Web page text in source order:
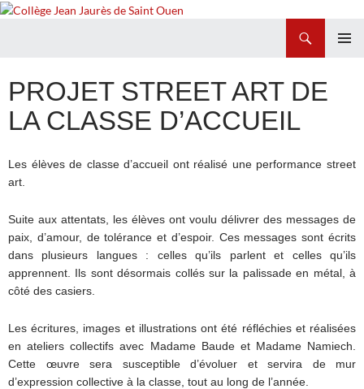
CONTENU
PROJET STREET ART DE
LA CLASSE D’ACCUEIL
Les élèves de classe d’accueil ont réalisé une performance street
art.
Suite aux attentats, les élèves ont voulu délivrer des messages de
paix, d’amour, de tolérance et d’espoir. Ces messages sont écrits
dans plusieurs langues : celles qu’ils parlent et celles qu’ils
apprennent. Ils sont désormais collés sur la palissade en métal, à
côté des casiers.
Les écritures, images et illustrations ont été réfléchies et réalisées
en ateliers collectifs avec Madame Baude et Madame Namiech.
Cette œuvre sera susceptible d’évoluer et servira de mur
d’expression collective à la classe, tout au long de l’année.